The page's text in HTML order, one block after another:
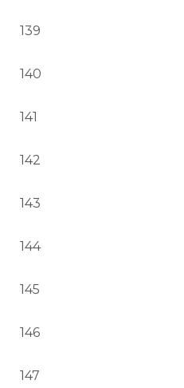
139
140
141
142
143
144
145
146
147